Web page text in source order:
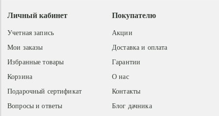
Покупателю
Акции
Доставка и оплата
Гарантии
О нас
Контакты
Блог дачника
Личный кабинет
Учетная запись
Мои заказы
Избранные товары
Корзина
Подарочный сертификат
Вопросы и ответы